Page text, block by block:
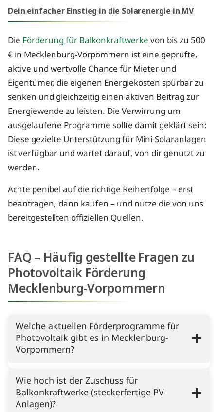
Dein einfacher Einstieg in die Solarenergie in MV
DieFörderung für Balkonkraftwerkevon bis zu 500
€ in Mecklenburg-Vorpommern ist eine geprüfte,
aktive und wertvolle Chance für Mieter und
Eigentümer, die eigenen Energiekosten spürbar zu
senken und gleichzeitig einen aktiven Beitrag zur
Energiewende zu leisten. Die Verwirrung um
ausgelaufene Programme sollte damit geklärt sein:
Diese gezielte Unterstützung für Mini-Solaranlagen
ist verfügbar und wartet darauf, von dir genutzt zu
werden.
Achte penibel auf die richtige Reihenfolge – erst
beantragen, dann kaufen – und nutze die von uns
bereitgestellten offiziellen Quellen.
FAQ – Häufig gestellte Fragen zu
Photovoltaik Förderung
Mecklenburg-Vorpommern
Welche aktuellen Förderprogramme für
Photovoltaik gibt es in Mecklenburg-
Vorpommern?
Wie hoch ist der Zuschuss für
Balkonkraftwerke (steckerfertige PV-
Anlagen)?